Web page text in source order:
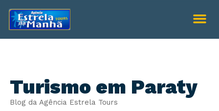
Turismo em Paraty
Blog da Agência Estrela Tours